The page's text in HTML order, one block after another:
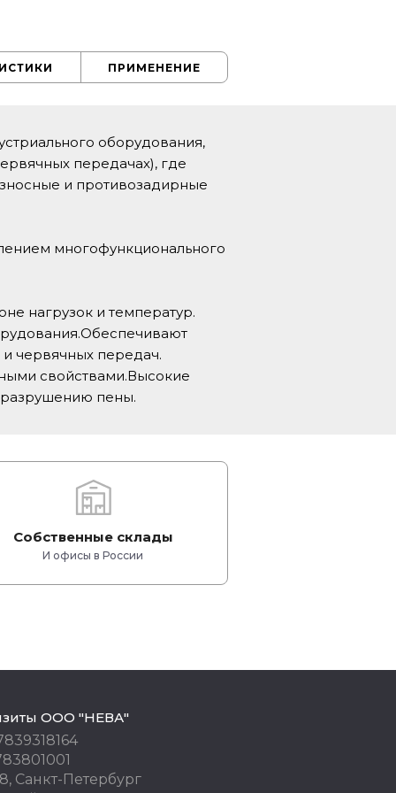
ПРИМЕНЕНИЕ
оборудования,
передачах), где
и противозадирные
многофункционального
нагрузок и температур.
червячных передач.
свойствами.Высокие
пены.
Собственные склады
И офисы в России
ООО "НЕВА"
Санкт-Петербург